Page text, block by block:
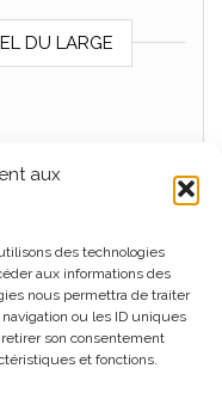
aux
des technologies
aux informations des
nous permettra de traiter
ou les ID uniques
son consentement
et fonctions.
DU LARGE